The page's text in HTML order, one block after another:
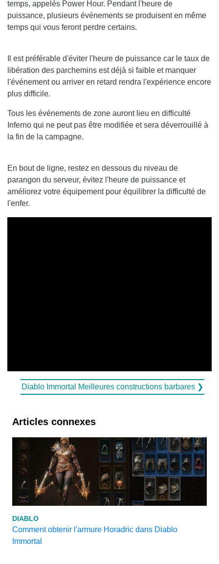
temps, appelés Power Hour. Pendant l'heure de
puissance, plusieurs événements se produisent en même
temps qui vous feront perdre certains.
Il est préférable d'éviter l'heure de puissance car le taux de
libération des parchemins est déjà si faible et manquer
l'événement ou arriver en retard rendra l'expérience encore
plus difficile.
Tous les événements de zone auront lieu en difficulté
Inferno qui ne peut pas être modifiée et sera déverrouillé à
la fin de la campagne.
En bout de ligne, restez en dessous du niveau de
parangon du serveur, évitez l'heure de puissance et
améliorez votre équipement pour équilibrer la difficulté de
l'enfer.
Diablo Immortal Meilleures constructions barbares ❯
Articles connexes
DIABLO
Comment obtenir l'armure Horadric dans Diablo
Immortal